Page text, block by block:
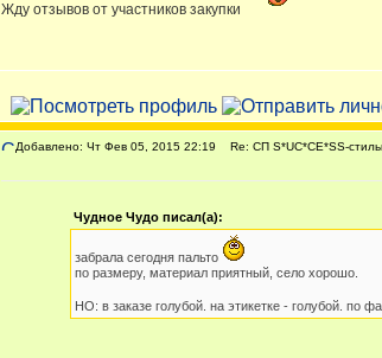
Жду отзывов от участников закупки
Добавлено: Чт Фев 05, 2015 22:19 Re: СП S*UC*CE*SS-
Чудное Чудо писал(а):
забрала сегодня пальто
по размеру, материал приятный, село хорошо.
НО: в заказе голубой. на этикетке - голубой. по